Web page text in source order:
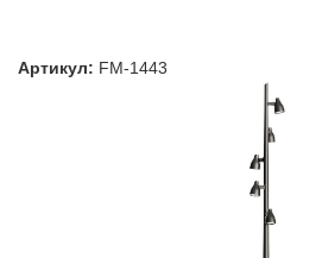
Артикул: FM-1443